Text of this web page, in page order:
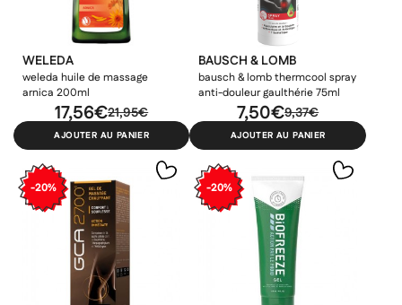
WELEDA
weleda huile de massage
arnica 200ml
21,95€
17,56€
AJOUTER AU PANIER
BAUSCH & LOMB
bausch & lomb thermcool spray
anti-douleur gaulthérie 75ml
9,37€
7,50€
AJOUTER AU PANIER
-20% -20%